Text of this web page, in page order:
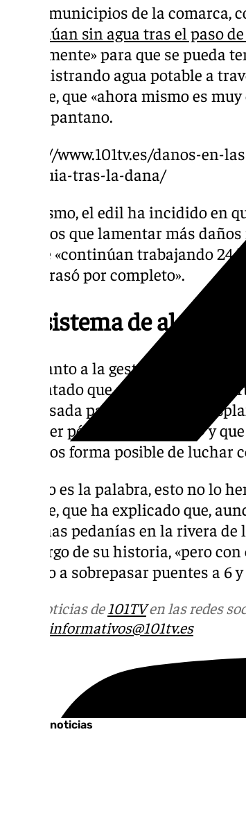
Otros municipios de la comarca,
continúan sin agua tras el paso
fuertemente» para que se pueda
suministrando agua potable a
alcalde, que «ahora mismo es
con el pantano.
https://www.101tv.es/danos-en-
axarquia-tras-la-dana/
Asimismo, el edil ha incidido en
tenemos que lamentar más
en que «continúan trabajando 24
nos arrasó por completo».
«El sistema de alerta
En cuanto a la gestión de la
comentado que «el sistema de
preavisada para no realizar
no tener pérdidas humanas» y
tenemos forma posible de luchar
«Miedo es la palabra, esto no lo
alcalde, que ha explicado que,
«muchas pedanías en la rivera
a lo largo de su historia, «pero
llegado a sobrepasar puentes a 6
Más noticias de101TVen las redes
informativos@101tv.es
Últimas noticias